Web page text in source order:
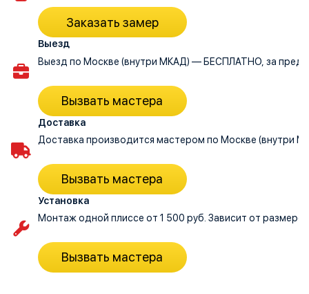
Заказать замер
Выезд
Выезд по Москве (внутри МКАД) — БЕСПЛАТНО, за
Вызвать мастера
Доставка
Доставка производится мастером по Москве (внутри
Вызвать мастера
Установка
Монтаж одной плиссе от 1 500 руб. Зависит от
Вызвать мастера